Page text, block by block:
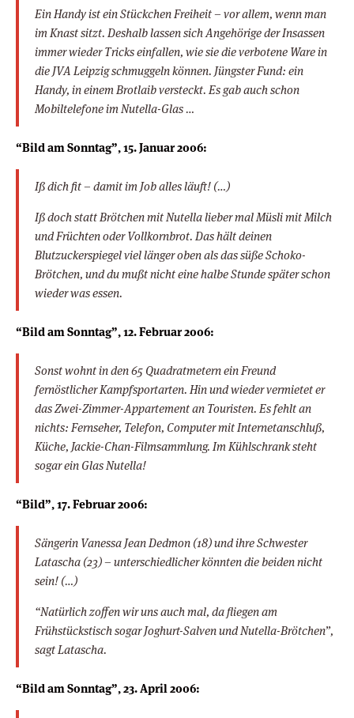
Ein Handy ist ein Stückchen Freiheit – vor allem, wenn man
im Knast sitzt. Deshalb lassen sich Angehörige der Insassen
immer wieder Tricks einfallen, wie sie die verbotene Ware in
die JVA Leipzig schmuggeln können. Jüngster Fund: ein
Handy, in einem Brotlaib versteckt. Es gab auch schon
Mobiltelefone im Nutella-Glas …
“Bild am Sonntag”, 15. Januar 2006:
Iß dich fit – damit im Job alles läuft! (…)
Iß doch statt Brötchen mit Nutella lieber mal Müsli mit Milch
und Früchten oder Vollkornbrot. Das hält deinen
Blutzuckerspiegel viel länger oben als das süße Schoko-
Brötchen, und du mußt nicht eine halbe Stunde später schon
wieder was essen.
“Bild am Sonntag”, 12. Februar 2006:
Sonst wohnt in den 65 Quadratmetern ein Freund
fernöstlicher Kampfsportarten. Hin und wieder vermietet er
das Zwei-Zimmer-Appartement an Touristen. Es fehlt an
nichts: Fernseher, Telefon, Computer mit Internetanschluß,
Küche, Jackie-Chan-Filmsammlung. Im Kühlschrank steht
sogar ein Glas Nutella!
“Bild”, 17. Februar 2006:
Sängerin Vanessa Jean Dedmon (18) und ihre Schwester
Latascha (23) – unterschiedlicher könnten die beiden nicht
sein! (…)
“Natürlich zoffen wir uns auch mal, da fliegen am
Frühstückstisch sogar Joghurt-Salven und Nutella-Brötchen”,
sagt Latascha.
“Bild am Sonntag”, 23. April 2006: